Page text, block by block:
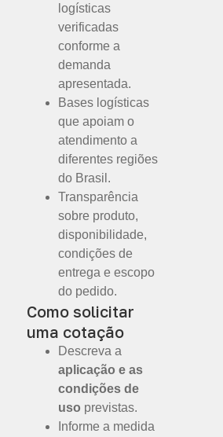
logísticas
verificadas
conforme a
demanda
apresentada.
Bases logísticas
que apoiam o
atendimento a
diferentes regiões
do Brasil.
Transparência
sobre produto,
disponibilidade,
condições de
entrega e escopo
do pedido.
Como solicitar
uma cotação
Descreva a
aplicação e as
condições de
uso previstas.
Informe a medida